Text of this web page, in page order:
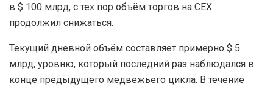
в $ 100 млрд, с тех пор объём торгов на CEX
продолжил снижаться.
Текущий дневной объём составляет примерно $ 5
млрд, уровню, который последний раз наблюдался в
конце предыдущего медвежьего цикла. В течение